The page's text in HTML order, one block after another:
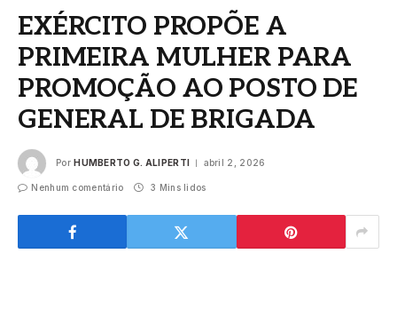
EXÉRCITO PROPÕE A
PRIMEIRA MULHER PARA
PROMOÇÃO AO POSTO DE
GENERAL DE BRIGADA
Por HUMBERTO G. ALIPERTI abril 2, 2026
Nenhum comentário 3 Mins lidos